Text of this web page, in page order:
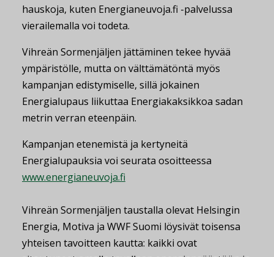
hauskoja, kuten Energianeuvoja.fi -palvelussa
vierailemalla voi todeta.
Vihreän Sormenjäljen jättäminen tekee hyvää
ympäristölle, mutta on välttämätöntä myös
kampanjan edistymiselle, sillä jokainen
Energialupaus liikuttaa Energiakaksikkoa sadan
metrin verran eteenpäin.
Kampanjan etenemistä ja kertyneitä
Energialupauksia voi seurata osoitteessa
www.energianeuvoja.fi
Vihreän Sormenjäljen taustalla olevat Helsingin
Energia, Motiva ja WWF Suomi löysivät toisensa
yhteisen tavoitteen kautta: kaikki ovat